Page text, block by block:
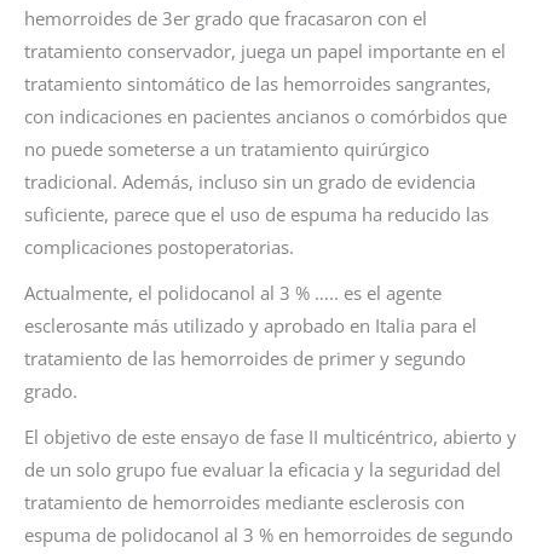
hemorroides de 3er grado que fracasaron con el
tratamiento conservador, juega un papel importante en el
tratamiento sintomático de las hemorroides sangrantes,
con indicaciones en pacientes ancianos o comórbidos que
no puede someterse a un tratamiento quirúrgico
tradicional. Además, incluso sin un grado de evidencia
suficiente, parece que el uso de espuma ha reducido las
complicaciones postoperatorias.
Actualmente, el polidocanol al 3 % ….. es el agente
esclerosante más utilizado y aprobado en Italia para el
tratamiento de las hemorroides de primer y segundo
grado.
El objetivo de este ensayo de fase II multicéntrico, abierto y
de un solo grupo fue evaluar la eficacia y la seguridad del
tratamiento de hemorroides mediante esclerosis con
espuma de polidocanol al 3 % en hemorroides de segundo